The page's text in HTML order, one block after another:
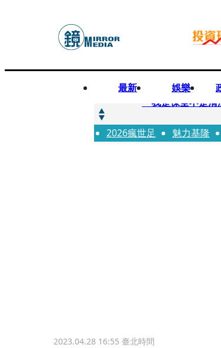
最新 娛樂
快訊
「我是保全不是
快訊
吳建豪生日願望
2026瘋世足 魅力基隆
2023.04.28 16:55 臺北時間